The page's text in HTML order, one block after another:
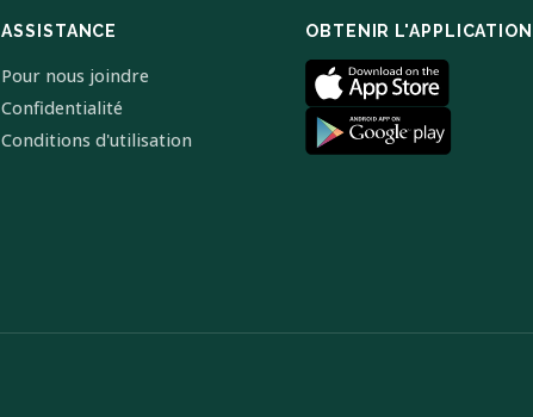
ASSISTANCE
Pour nous joindre
Confidentialité
Conditions d'utilisation
OBTENIR L'APPLICATION